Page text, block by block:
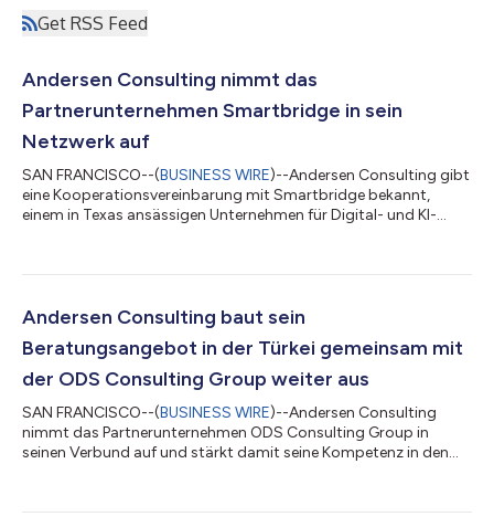
Get RSS Feed
Andersen Consulting nimmt das
Partnerunternehmen Smartbridge in sein
Netzwerk auf
SAN FRANCISCO--(BUSINESS WIRE)--Andersen Consulting gibt
eine Kooperationsvereinbarung mit Smartbridge bekannt,
einem in Texas ansässigen Unternehmen für Digital- und KI-
digitalen Transformation. Smartbridge wurde 2003 gegründet
Transformation zu beschleunigen und ihre Abläufe durch
digitale Innovation, KI, Daten und Analytik sowie Di...
Andersen Consulting baut sein
Beratungsangebot in der Türkei gemeinsam mit
der ODS Consulting Group weiter aus
SAN FRANCISCO--(BUSINESS WIRE)--Andersen Consulting
nimmt das Partnerunternehmen ODS Consulting Group in
seinen Verbund auf und stärkt damit seine Kompetenz in den
gegründet, hat ihren Hauptsitz in der Türkei und bietet